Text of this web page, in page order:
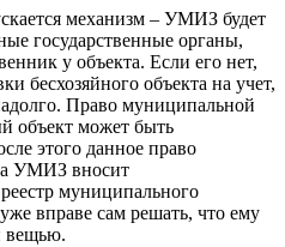
механизм – УМИЗ будет
государственные органы,
у объекта. Если его нет,
бесхозяйного объекта на учет,
Право муниципальной
объект может быть
этого данное право
а УМИЗ вносит
муниципального
вправе сам решать, что ему
вещью.